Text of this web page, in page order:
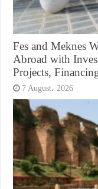
Fes and Meknes
Abroad with
Projects,
7 August، 2026